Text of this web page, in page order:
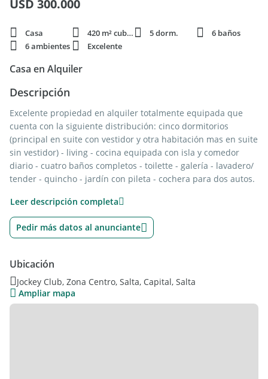
USD 300.000
Casa 420 m² cubie. 5 dorm.
6 baños
6 ambientes
Excelente
Casa en Alquiler
Descripción
Excelente propiedad en alquiler totalmente equipada que
cuenta con la siguiente distribución: cinco dormitorios
(principal en suite con vestidor y otra habitación mas en suite
sin vestidor) - living - cocina equipada con isla y comedor
diario - cuatro baños completos - toilette - galería - lavadero/
tender - quincho - jardín con pileta - cochera para dos autos.
precio del alquiler, el servicio de limpieza también puede
solicitarte y estará incluido.
AMENTIES DEL JOCKEY CLUB:
- Cancha de golf
- Canchas de tenis
- Piscina
- Gimnasio
- Caballeriza
Leer descripción completa
Pedir más datos al anunciante
Ubicación
Jockey Club, Zona Centro, Salta, Capital, Salta
Ampliar mapa